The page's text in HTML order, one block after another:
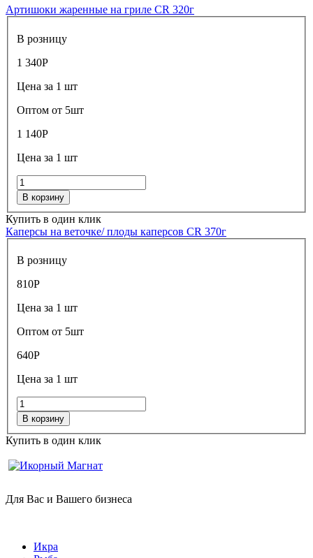
Артишоки жаренные на гриле CR 320г
В розницу
1 340Р
Цена за 1 шт
Оптом от 5шт
1 140Р
Цена за 1 шт
В корзину
Купить в один клик
Каперсы на веточке/ плоды каперсов CR 370г
В розницу
810Р
Цена за 1 шт
Оптом от 5шт
640Р
Цена за 1 шт
В корзину
Купить в один клик
Для Вас и Вашего бизнеса
Икра